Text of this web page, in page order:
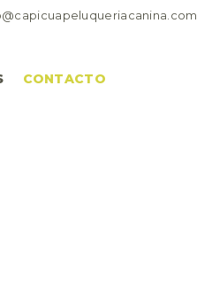
CONTACTO